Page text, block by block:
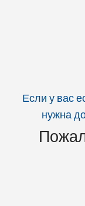
Если у вас
нужна